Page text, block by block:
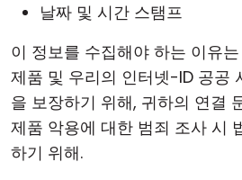
날짜 및 시간 스탬프
이 정보를 수집해야 하는 이유
제품 및 우리의 인터넷-ID 공공
을 보장하기 위해, 귀하의 연결
제품 악용에 대한 범죄 조사 시
하기 위해.